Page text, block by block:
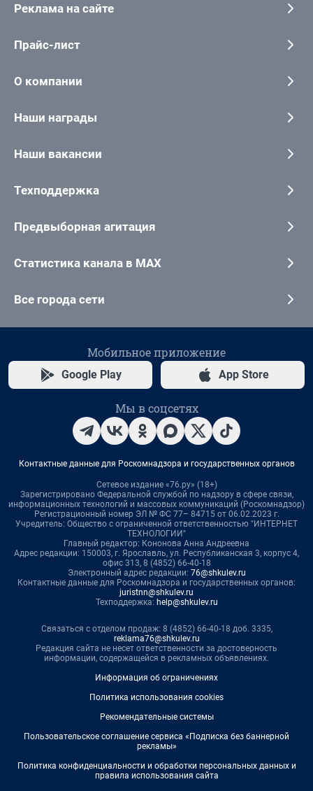
Реклама на сайте
Прайс-лист
О компании
Наши награды
Наши вакансии
Техподдержка
Предвыборная агитация
Статистика канала в MAX
Все города сети
Мобильное приложение
Google Play App Store
Мы в соцсетях
Контактные данные для Роскомнадзора и государственных органов
Сетевое издание «76.ру» (18+)
Зарегистрировано Федеральной службой по надзору в сфере связи,
информационных технологий и массовых коммуникаций (Роскомнадзор)
Регистрационный номер ЭЛ № ФС 77– 84715 от 06.02.2023 г.
Учредитель: Общество с ограниченной ответственностью "ИНТЕРНЕТ
ТЕХНОЛОГИИ"
Главный редактор: Кононова Анна Андреевна
Адрес редакции: 150003, г. Ярославль, ул. Республиканская 3, корпус 4,
офис 313, 8 (4852) 66-40-18
Электронный адрес редакции: 76@shkulev.ru
Контактные данные для Роскомнадзора и государственных органов:
juristnn@shkulev.ru
Техподдержка: help@shkulev.ru
Связаться с отделом продаж: 8 (4852) 66-40-18 доб. 3335,
reklama76@shkulev.ru
Редакция сайта не несет ответственности за достоверность
информации, содержащейся в рекламных объявлениях.
Информация об ограничениях
Политика использования cookies
Рекомендательные системы
Пользовательское соглашение сервиса «Подписка без баннерной
рекламы»
Политика конфиденциальности и обработки персональных данных и
правила использования сайта